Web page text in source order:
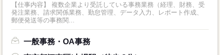
【仕事内容】 複数企業より受託している事務業務（経理、財務、受
発注業務、請求関係業務、勤怠管理、データ入力、レポート作成、
郵便発送等の事務関...
一般事務・OA事務